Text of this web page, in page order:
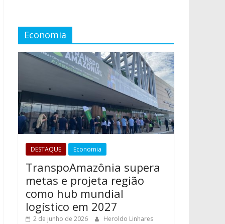
Economia
DESTAQUE Economia
TranspoAmazônia supera
metas e projeta região
como hub mundial
logístico em 2027
2 de junho de 2026
Heroldo Linhares